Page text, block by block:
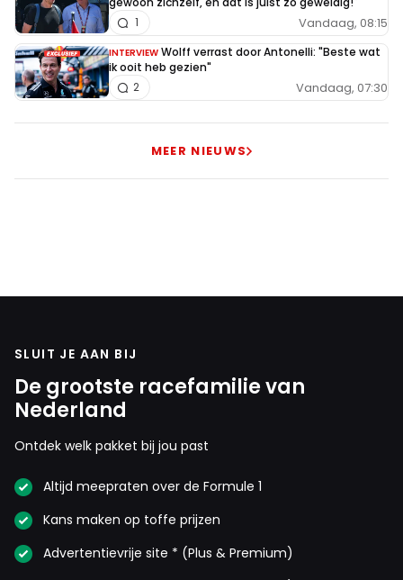
Vandaag, 08:15
1
INTERVIEW Wolff verrast door Antonelli: "Beste wat
ik ooit heb gezien"
Vandaag, 07:30
2
MEER NIEUWS
SLUIT JE AAN BIJ
De grootste racefamilie van
Nederland
Ontdek welk pakket bij jou past
Altijd meepraten over de Formule 1
Kans maken op toffe prijzen
Advertentievrije site * (Plus & Premium)